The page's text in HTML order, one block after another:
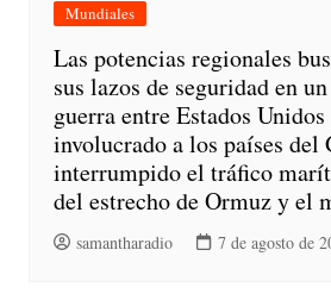
Mundiales
Las potencias regionales
sus lazos de seguridad en
guerra entre Estados
involucrado a los países del
interrumpido el tráfico
del estrecho de Ormuz y el
samantharadio 7 de agosto de